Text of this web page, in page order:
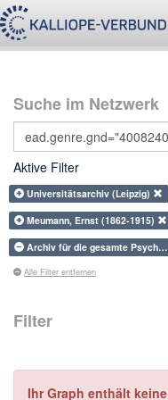
Suche im Netzwerk
Aktive Filter
Universitätsarchiv (Leipzig)
Meumann, Ernst (1862-1915)
Archiv für die gesamte Psych…
Alle Filter entfernen
Filter
Ihr Graph enthält